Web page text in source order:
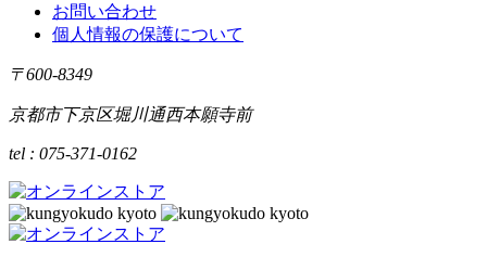
お問い合わせ
個人情報の保護について
〒600-8349
京都市下京区堀川通西本願寺前
tel : 075-371-0162